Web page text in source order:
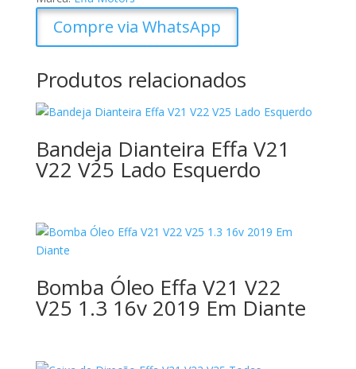
Compre via WhatsApp
Produtos relacionados
Bandeja Dianteira Effa V21
V22 V25 Lado Esquerdo
Bomba Óleo Effa V21 V22
V25 1.3 16v 2019 Em Diante